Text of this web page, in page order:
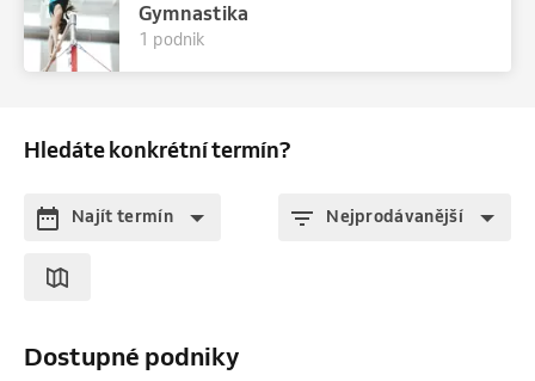
Gymnastika
1 podnik
Hledáte konkrétní termín?
Najít termín Nejprodávanější
Dostupné podniky